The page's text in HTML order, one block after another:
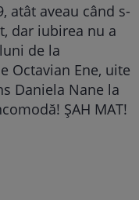
atât aveau când s-
dar iubirea nu a
de la
Octavian Ene, uite
Daniela Nane la
ȘAH MAT!